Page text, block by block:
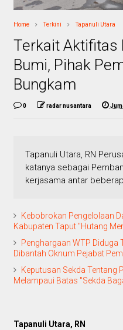
Home Terkini Tapanuli Utara
Terkait Aktifitas
Bumi, Pihak
Bungkam
0 radar nusantara
Tapanuli Utara, RN
katanya sebagai
kerjasama antar
Kebobrokan Pengelolaan
Kabupaten Taput "Hutang
Penghargaan WTP Diduga
Dibantah Oknum Pejabat
Keputusan Sekda Tentang
Melampaui Batas "Sekda
Tapanuli Utara, RN